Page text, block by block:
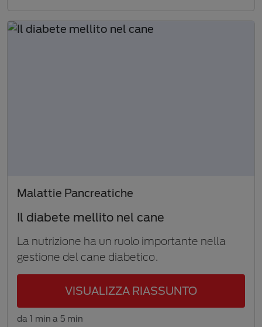
Malattie Pancreatiche
Il diabete mellito nel cane
La nutrizione ha un ruolo importante nella
gestione del cane diabetico.
VISUALIZZA RIASSUNTO
da 1 min a 5 min